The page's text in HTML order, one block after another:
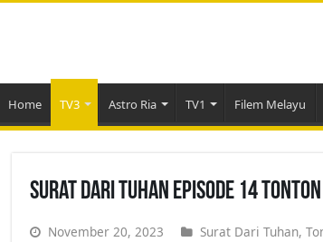
Home TV3 Astro Ria TV1 Filem Melayu
Surat Dari Tuhan Episode 14
November 20, 2023 Surat Dari Tuhan,